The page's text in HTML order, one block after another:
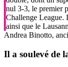
nul 3-3, le premier
Challenge League.
ainsi que le
Andrea Binotto,
Il a soulevé de